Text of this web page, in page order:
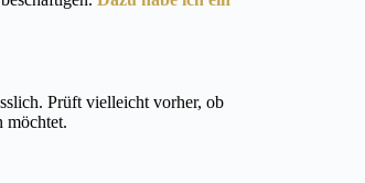
Prüft vielleicht vorher, ob
möchtet.